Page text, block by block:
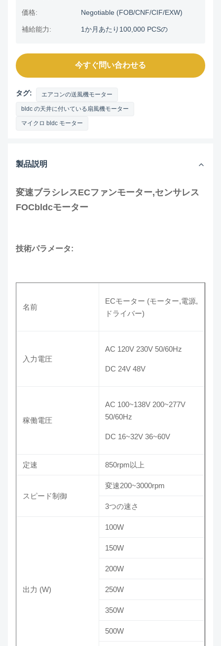
価格: Negotiable (FOB/CNF/CIF/EXW)
補給能力: 1か月あたり100,000 PCSの
今すぐ問い合わせる
タグ: エアコンの送風機モーター
bldc の天井に付いている扇風機モーター
マイクロ bldc モーター
製品説明
変速ブラシレスECファンモーター,センサレス
FOCbldcモーター
技術パラメータ:
名前
ECモーター (モーター,電源,
ドライバー)
入力電圧
AC 120V 230V 50/60Hz
DC 24V 48V
稼働電圧
AC 100~138V 200~277V
50/60Hz
DC 16~32V 36~60V
定速 850rpm以上
スピード制御
変速200~3000rpm
3つの速さ
出力 (W)
100W
150W
200W
250W
350W
500W